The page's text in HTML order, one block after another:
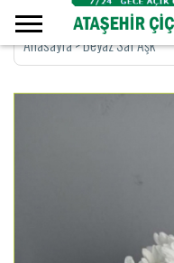
Anasayfa>Beyaz Saf Aşk